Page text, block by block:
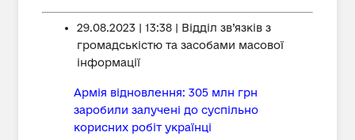
29.08.2023 | 13:38 | Відділ зв’язків з
громадськістю та засобами масової
інформації
Армія відновлення: 305 млн грн
заробили залучені до суспільно
корисних робіт українці